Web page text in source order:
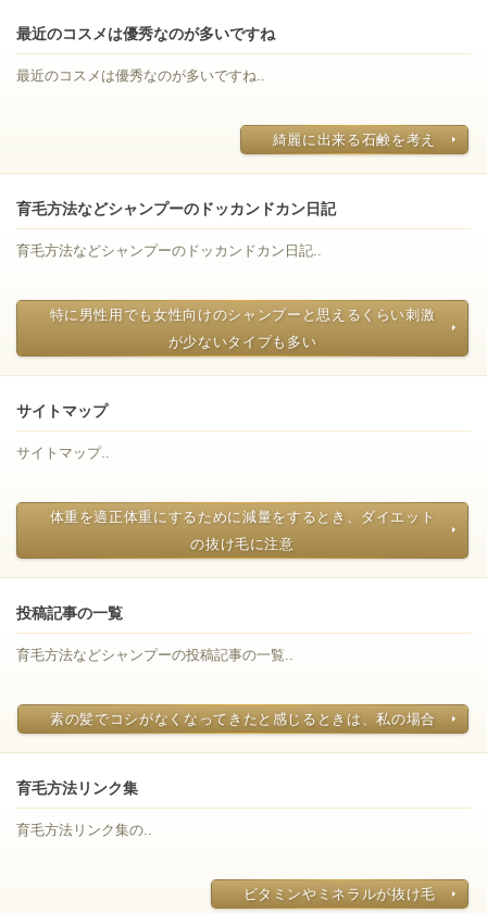
最近のコスメは優秀なのが多いですね
最近のコスメは優秀なのが多いですね..
綺麗に出来る石鹸を考え
育毛方法などシャンプーのドッカンドカン日記
育毛方法などシャンプーのドッカンドカン日記..
特に男性用でも女性向けのシャンプーと思えるくらい刺激
が少ないタイプも多い
サイトマップ
サイトマップ..
体重を適正体重にするために減量をするとき、ダイエット
の抜け毛に注意
投稿記事の一覧
育毛方法などシャンプーの投稿記事の一覧..
素の髪でコシがなくなってきたと感じるときは、私の場合
育毛方法リンク集
育毛方法リンク集の..
ビタミンやミネラルが抜け毛